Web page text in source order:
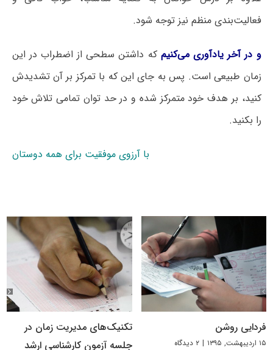
فعالیت‌بندی منظم نیز توجه شود.
و در آخر یادآوری می‌کنیم که داشتن سطحی از اضطراب در این
زمان طبیعی است. پس به جای این که با تمرکز بر آن تشدیدش
کنید، بر هدف خود متمرکز شده و در حد توان تمامی تلاش خود
را بکنید.
با آرزوی موفقیت برای همه دوستان
فردایی روشن
۱۵ اردیبهشت, ۱۳۹۵ | ۲ دیدگاه
تکنیک‌های مدیریت زمان در
جلسه آزمون کارشناسی ارشد